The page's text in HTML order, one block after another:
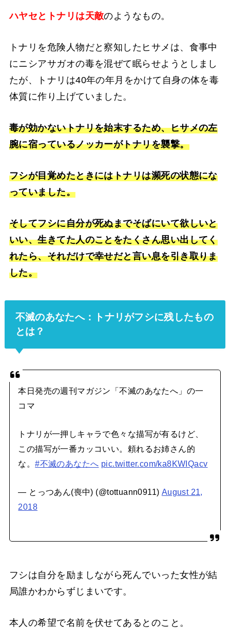
ハヤセとトナリは天敵のようなもの。
トナリを危険人物だと察知したヒサメは、食事中
にニシアサガオの毒を混ぜて眠らせようとしまし
たが、トナリは40年の年月をかけて自身の体を毒
体質に作り上げていました。
毒が効かないトナリを始末するため、ヒサメの左
腕に宿っているノッカーがトナリを襲撃。
フシが目覚めたときにはトナリは瀕死の状態にな
っていました。
そしてフシに自分が死ぬまでそばにいて欲しいと
いい、生きてた人のことをたくさん思い出してく
れたら、それだけで幸せだと言い息を引き取りま
した。
不滅のあなたへ：トナリがフシに残したもの
とは？
本日発売の週刊マガジン「不滅のあなたへ」の一
コマ
トナリが一押しキャラで色々な描写が有るけど、
この描写が一番カッコいい。頼れるお姉さん的
な。#不滅のあなたへ pic.twitter.com/ka8KWIQacv
— とっつあん(喪中) (@tottuann0911) August 21,
2018
フシは自分を励ましながら死んでいった女性が結
局誰かわからずじまいです。
本人の希望で名前を伏せてあるとのこと。